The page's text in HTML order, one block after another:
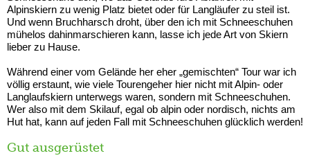
Alpinskiern zu wenig Platz bietet oder für Langläufer zu steil ist.
Und wenn Bruchharsch droht, über den ich mit Schneeschuhen
mühelos dahinmarschieren kann, lasse ich jede Art von Skiern
lieber zu Hause.
Während einer vom Gelände her eher „gemischten“ Tour war ich
völlig erstaunt, wie viele Tourengeher hier nicht mit Alpin- oder
Langlaufskiern unterwegs waren, sondern mit Schneeschuhen.
Wer also mit dem Skilauf, egal ob alpin oder nordisch, nichts am
Hut hat, kann auf jeden Fall mit Schneeschuhen glücklich werden!
Gut ausgerüstet